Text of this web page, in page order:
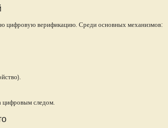
цифровую верификацию. Среди основных механизмов:
цифровым следом.